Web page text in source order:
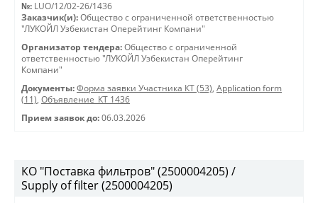
№: LUO/12/02-26/1436
Заказчик(и): Общество с ограниченной ответственностью
"ЛУКОЙЛ Узбекистан Оперейтинг Компани"
Организатор тендера: Общество с ограниченной
ответственностью "ЛУКОЙЛ Узбекистан Оперейтинг
Компани"
Документы: Форма заявки Участника КТ (53), Application form
(11), Объявление_КТ 1436
Прием заявок до: 06.03.2026
КО "Поставка фильтров" (2500004205) /
Supply of filter (2500004205)